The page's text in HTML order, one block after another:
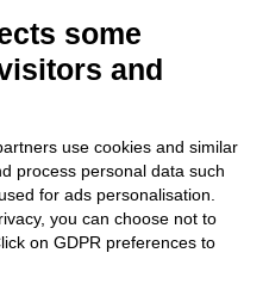
territorial
some
and
use cookies and similar
process personal data such
for ads personalisation.
you can choose not to
on GDPR preferences to